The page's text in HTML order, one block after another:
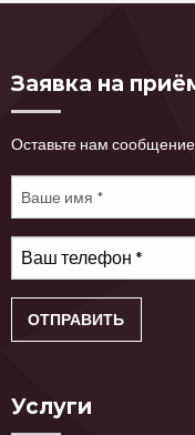
Заявка на
Оставьте нам сообщение
Услуги